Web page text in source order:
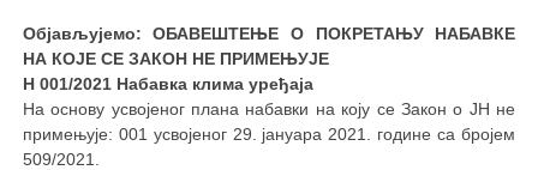
Објављујемо: ОБАВЕШТЕЊЕ О ПОКРЕТАЊУ НАБАВКЕ
НА КОЈЕ СЕ ЗАКОН НЕ ПРИМЕЊУЈЕ
Н 001/2021 Набавка клима уређаја
На основу усвојеног плана набавки на коју се Закон о ЈН не
примењује: 001 усвојеног 29. јануара 2021. године са бројем
509/2021.